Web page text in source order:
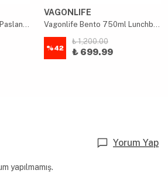
Vagonlife 1140 ML 2 Kat Paslanmaz Çelik Çorba Kaseli Bento Lunch Box Bej
VAGONLIFE
Vagonlife Bento 750ml Lunchbox Sevimli Dostlar Tek Katlı 3 Bölmeli Paslanmaz Çelik - Pembe
%42
₺ 1,200.00
₺ 699.99
Yorum Yap
yapılmamış.